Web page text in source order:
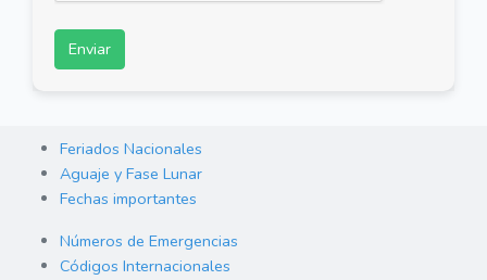
Enviar
Feriados Nacionales
Aguaje y Fase Lunar
Fechas importantes
Números de Emergencias
Códigos Internacionales